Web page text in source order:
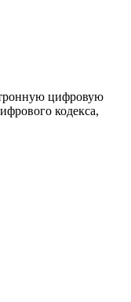
цифровую
кодекса,